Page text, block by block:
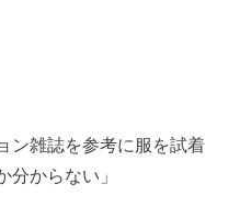
ン雑誌を参考に服を試着
分からない」